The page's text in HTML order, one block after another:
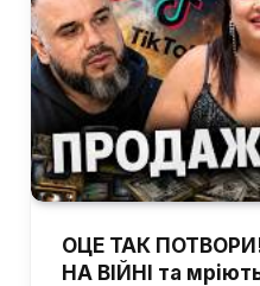
ОЦЕ ТАК
НА ВІЙНІ та